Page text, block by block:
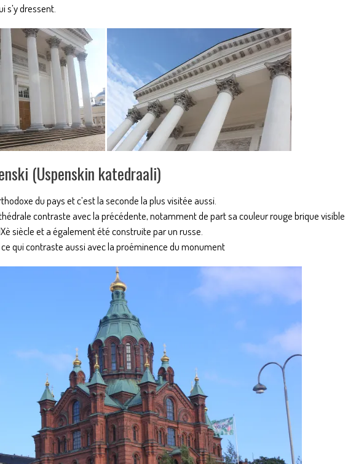
s’y dressent.
(Uspenskin katedraali)
du pays et c’est la seconde la plus visitée aussi.
contraste avec la précédente, notamment de part sa couleur rouge brique visible
siècle et a également été construite par un russe.
qui contraste aussi avec la proéminence du monument